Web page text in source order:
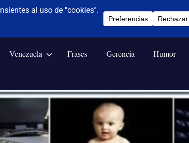
Venezuela Frases Gerencia Humor